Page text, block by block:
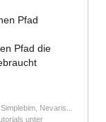
Pfad
Pfad die
Nevaris...
unter